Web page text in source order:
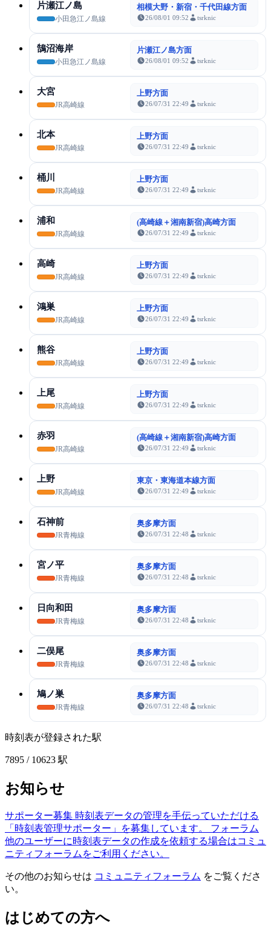
片瀬江ノ島
小田急江ノ島線
相模大野・新宿・千代田線方面
26/08/01 09:52 tsrknic
鵠沼海岸
小田急江ノ島線
片瀬江ノ島方面
26/08/01 09:52 tsrknic
大宮
JR高崎線
上野方面
26/07/31 22:49 tsrknic
北本
JR高崎線
上野方面
26/07/31 22:49 tsrknic
桶川
JR高崎線
上野方面
26/07/31 22:49 tsrknic
浦和
JR高崎線
(高崎線＋湘南新宿)高崎方面
26/07/31 22:49 tsrknic
高崎
JR高崎線
上野方面
26/07/31 22:49 tsrknic
鴻巣
JR高崎線
上野方面
26/07/31 22:49 tsrknic
熊谷
JR高崎線
上野方面
26/07/31 22:49 tsrknic
上尾
JR高崎線
上野方面
26/07/31 22:49 tsrknic
赤羽
JR高崎線
(高崎線＋湘南新宿)高崎方面
26/07/31 22:49 tsrknic
上野
JR高崎線
東京・東海道本線方面
26/07/31 22:49 tsrknic
石神前
JR青梅線
奥多摩方面
26/07/31 22:48 tsrknic
宮ノ平
JR青梅線
奥多摩方面
26/07/31 22:48 tsrknic
日向和田
JR青梅線
奥多摩方面
26/07/31 22:48 tsrknic
二俣尾
JR青梅線
奥多摩方面
26/07/31 22:48 tsrknic
鳩ノ巣
JR青梅線
奥多摩方面
26/07/31 22:48 tsrknic
時刻表が登録された駅
7895 / 10623 駅
お知らせ
サポーター募集 時刻表データの管理を手伝っていただける
「時刻表管理サポーター」を募集しています。
フォーラム
他のユーザーに時刻表データの作成を依頼する場合はコミュ
ニティフォーラムをご利用ください。
その他のお知らせは コミュニティフォーラム をご覧くださ
い。
はじめての方へ